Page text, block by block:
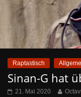
Raptastisch
Sinan-G hat
21. Mai 2020